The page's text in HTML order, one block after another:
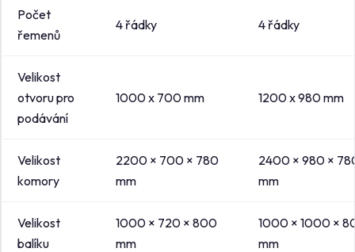
Počet
řemenů
4 řádky 4 řádky
Velikost
otvoru pro
podávání
1000 x 700 mm 1200 x 980 mm
Velikost
komory
2200 × 700 × 780
mm
2400 × 980 ×
mm
Velikost
balíku
1000 × 720 × 800
mm
1000 × 1000 ×
mm